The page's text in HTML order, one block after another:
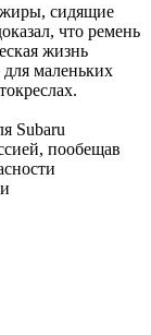
сидящие
что ремень
жизнь
маленьких
Subaru
пообещав